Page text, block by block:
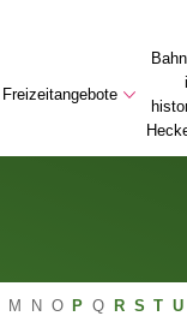
Freizeitangebote
M N O P Q R S T U